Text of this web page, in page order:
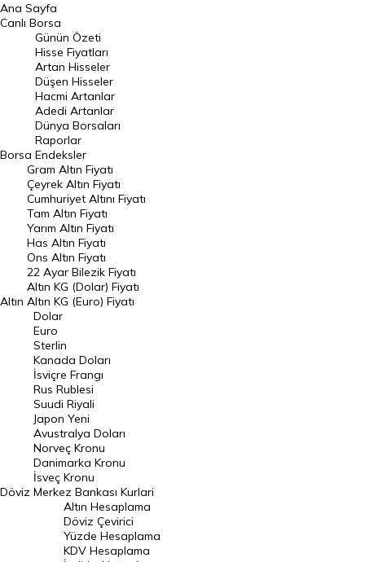
BIST 100 Hisseleri
En Çok Artan Hisseler
En Çok Düşen Hisseler
Hacmi Artanlar
Geçmiş Kapanışlar
Dünya Borsaları
Raporlar
Endeksler
DÖVİZ
Döviz Kuru
Dolar Kuru
Euro Kuru
Pound Kuru
Frank Kuru
Riyal Kuru
Avustralya Doları
Danimarka Kronu Kuru
Kanada Doları Kuru
Norveç Kronu Kuru
İsveç Kronu Kuru
Japon Yeni Kuru
Ana Sayfa
Canlı Borsa
Borsa
Günün Özeti
Hisse Fiyatları
Artan Hisseler
Düşen Hisseler
Hacmi Artanlar
Adedi Artanlar
Dünya Borsaları
Raporlar
Endeksler
Altın
Gram Altın Fiyatı
Çeyrek Altın Fiyatı
Cumhuriyet Altını Fiyatı
Tam Altın Fiyatı
Yarım Altın Fiyatı
Has Altın Fiyatı
Ons Altın Fiyatı
22 Ayar Bilezik Fiyatı
Altın KG (Dolar) Fiyatı
Altın KG (Euro) Fiyatı
Döviz
Dolar
Euro
Sterlin
Kanada Doları
İsviçre Frangı
Rus Rublesi
Suudi Riyali
Japon Yeni
Avustralya Doları
Norveç Kronu
Danimarka Kronu
İsveç Kronu
Merkez Bankası Kurlari
Altın Hesaplama
Döviz Çevirici
Yüzde Hesaplama
KDV Hesaplama